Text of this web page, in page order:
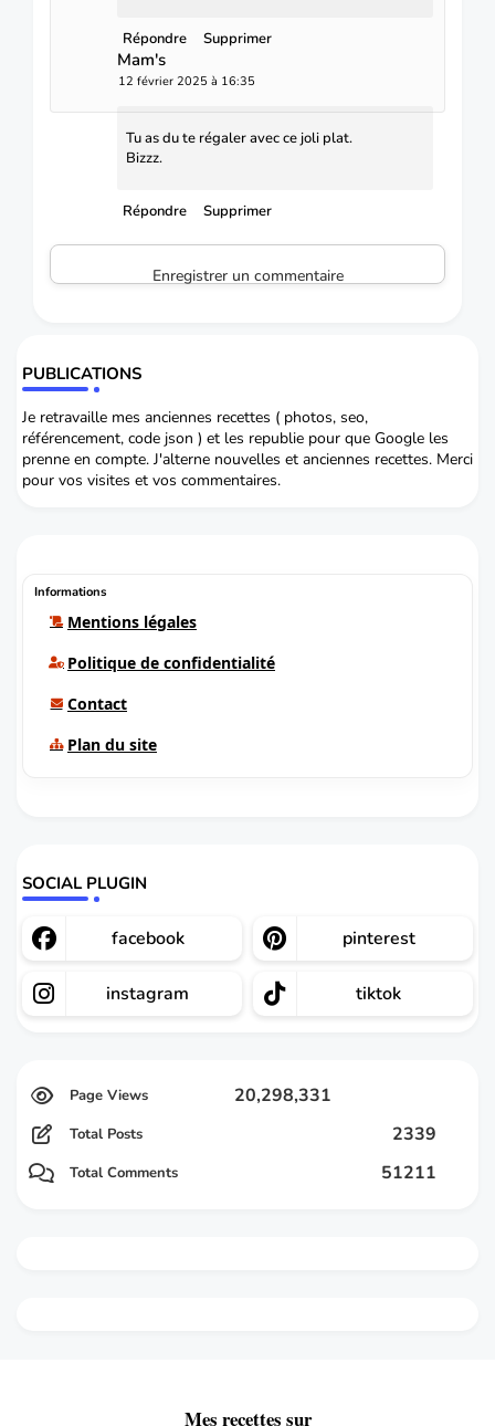
Répondre Supprimer
Mam's
12 février 2025 à 16:35
Tu as du te régaler avec ce joli plat.
Bizzz.
Répondre Supprimer
Enregistrer un commentaire
PUBLICATIONS
Je retravaille mes anciennes recettes ( photos, seo,
référencement, code json ) et les republie pour que Google les
prenne en compte. J'alterne nouvelles et anciennes recettes. Merci
pour vos visites et vos commentaires.
Informations
Mentions légales
Politique de confidentialité
Contact
Plan du site
SOCIAL PLUGIN
facebook pinterest
instagram tiktok
20,298,331
Total Posts 2339
Total Comments 51211
Mes recettes sur